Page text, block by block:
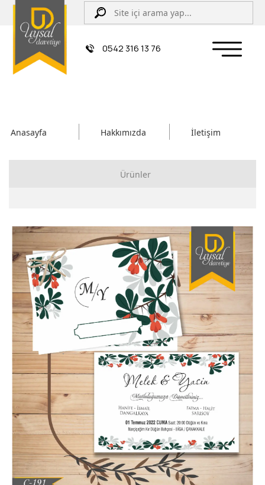
Ürünler
Zarflı Davetiye
Sünnet Davetiyesi
Hatim Davetiyesi
Anasayfa Hakkımızda İletişim
0542 316 13 76